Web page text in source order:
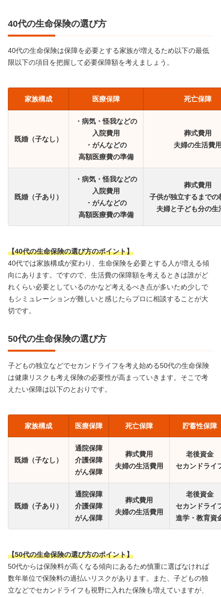
40代の生命保険の選び方
40代の生命保険は保障を必要とする家族が増えるため以下の最低
限以下の項目を把握して必要保障額を考えましょう。
家族構成 医療保障 死亡保障
既婚（子なし）
・病気・怪我などの
入院費用
・がんなどの
高額医療費の準備
葬式費用
夫婦の生活費
既婚（子あり）
・病気・怪我などの
入院費用
・がんなどの
高額医療費の準備
葬式費用
子供が独立するまでの
夫婦と子ども分の生
【40代の生命保険の選び方のポイント】
40代では家族構成が変わり、生命保険を必要とする人が増える傾
向にあります。ですので、生活費の保障額を考えるときは誰がど
れくらい必要としているのかなど考えるべき点が多いため少しで
もシミュレーションが難しいと感じたらプロに相談することが大
切です。
50代の生命保険の選び方
子どもの独立などでセカンドライフを考え始める50代の生命保険
は健康リスクも考え保険の必要性が高まっていきます。そこで考
えたい保障は以下のとおりです。
家族構成 医療保障 死亡保障 貯蓄性保障
既婚（子なし）
通院保障
介護保障
がん保障
葬式費用
夫婦の生活費用
老後資金
セカンドライ
既婚（子あり）
通院保障
介護保障
がん保障
葬式費用
夫婦の生活費用
老後資金
セカンドライ
進学・教育資
【50代の生命保険の選び方のポイント】
50代からは保険料が高くなる傾向にあるため慎重に選ばなければ
数年単位で保険料の過払いリスクがあります。また、子どもの独
立などでセカンドライフも視野に入れた保険も増えていますが、